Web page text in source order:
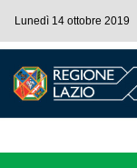
Lunedì 14 ottobre 2019